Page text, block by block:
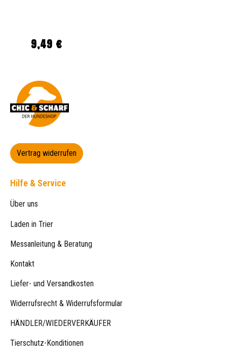
Regulärer Preis:
9,49 €
Vertrag widerrufen
Hilfe & Service
Über uns
Laden in Trier
Messanleitung & Beratung
Kontakt
Liefer- und Versandkosten
Widerrufsrecht & Widerrufsformular
HÄNDLER/WIEDERVERKÄUFER
Tierschutz-Konditionen